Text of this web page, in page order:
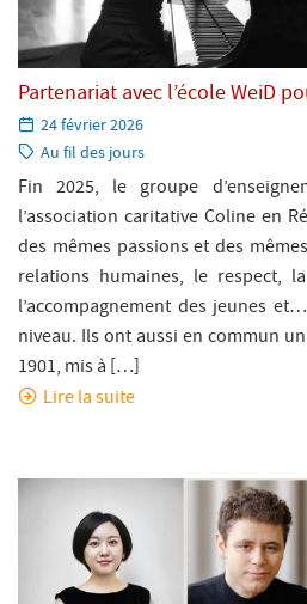
Partenariat avec l’école WeiD
Paru
le:
24 février 2026
Catégorie:
Au fil des jours
Fin 2025, le groupe
l’association caritative Coline en
des mêmes passions et des
relations humaines, le respect,
l’accompagnement des jeunes
niveau. Ils ont aussi en commun
1901, mis à […]
Lire la suite